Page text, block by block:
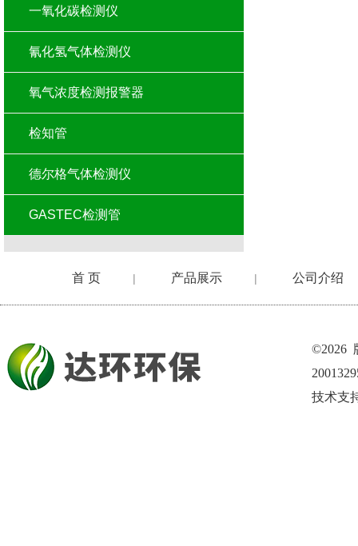
一氧化碳检测仪
氰化氢气体检测仪
氧气浓度检测报警器
检知管
德尔格气体检测仪
GASTEC检测管
首 页 | 产品展示 | 公司介绍
©2026
技术支